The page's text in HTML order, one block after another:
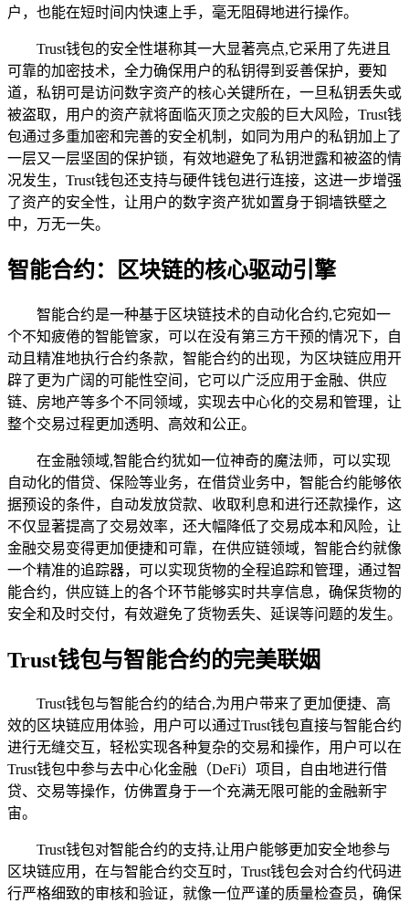
户，也能在短时间内快速上手，毫无阻碍地进行操作。
Trust钱包的安全性堪称其一大显著亮点,它采用了先进且
可靠的加密技术，全力确保用户的私钥得到妥善保护，要知
道，私钥可是访问数字资产的核心关键所在，一旦私钥丢失或
被盗取，用户的资产就将面临灭顶之灾般的巨大风险，Trust钱
包通过多重加密和完善的安全机制，如同为用户的私钥加上了
一层又一层坚固的保护锁，有效地避免了私钥泄露和被盗的情
况发生，Trust钱包还支持与硬件钱包进行连接，这进一步增强
了资产的安全性，让用户的数字资产犹如置身于铜墙铁壁之
中，万无一失。
智能合约：区块链的核心驱动引擎
智能合约是一种基于区块链技术的自动化合约,它宛如一
个不知疲倦的智能管家，可以在没有第三方干预的情况下，自
动且精准地执行合约条款，智能合约的出现，为区块链应用开
辟了更为广阔的可能性空间，它可以广泛应用于金融、供应
链、房地产等多个不同领域，实现去中心化的交易和管理，让
整个交易过程更加透明、高效和公正。
在金融领域,智能合约犹如一位神奇的魔法师，可以实现
自动化的借贷、保险等业务，在借贷业务中，智能合约能够依
据预设的条件，自动发放贷款、收取利息和进行还款操作，这
不仅显著提高了交易效率，还大幅降低了交易成本和风险，让
金融交易变得更加便捷和可靠，在供应链领域，智能合约就像
一个精准的追踪器，可以实现货物的全程追踪和管理，通过智
能合约，供应链上的各个环节能够实时共享信息，确保货物的
安全和及时交付，有效避免了货物丢失、延误等问题的发生。
Trust钱包与智能合约的完美联姻
Trust钱包与智能合约的结合,为用户带来了更加便捷、高
效的区块链应用体验，用户可以通过Trust钱包直接与智能合约
进行无缝交互，轻松实现各种复杂的交易和操作，用户可以在
Trust钱包中参与去中心化金融（DeFi）项目，自由地进行借
贷、交易等操作，仿佛置身于一个充满无限可能的金融新宇
宙。
Trust钱包对智能合约的支持,让用户能够更加安全地参与
区块链应用，在与智能合约交互时，Trust钱包会对合约代码进
行严格细致的审核和验证，就像一位严谨的质量检查员，确保